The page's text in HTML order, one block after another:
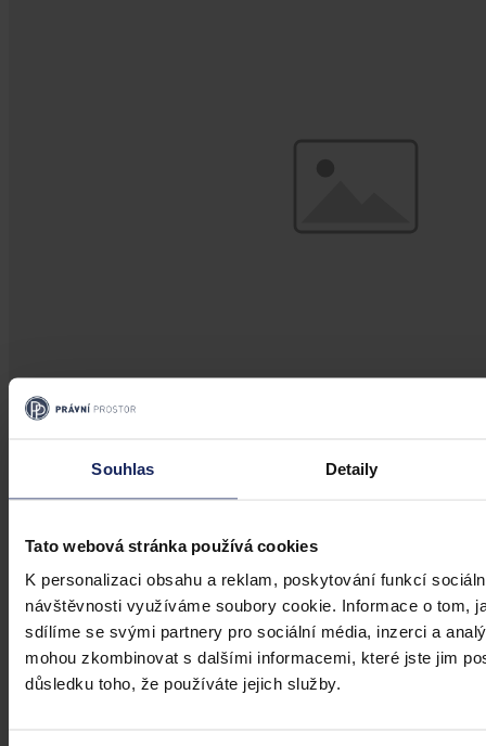
Souhlas Detaily
Tato webová stránka používá cookies
K personalizaci obsahu a reklam, poskytování funkcí
návštěvnosti využíváme soubory cookie. Informace o tom,
sdílíme se svými partnery pro sociální média, inzerci a
mohou zkombinovat s dalšími informacemi, které jste jim
důsledku toho, že používáte jejich služby.
Úkladná vražda a některé další činy by
mohly být nepromlčitelné, navrhla
Praha 1. srpna (ČTK) - Úkladná vražda a některé další trestné činy s
úmyslným usmrcením by se mohly zařadit mezi nepromlčitelné. Jde
také například o některé činy související s obecným ohrožením,
teroristickým útokem a terorem, za něž hrozí až výjimečný trest.
ČTK • 3. srpna 2026, 10:04